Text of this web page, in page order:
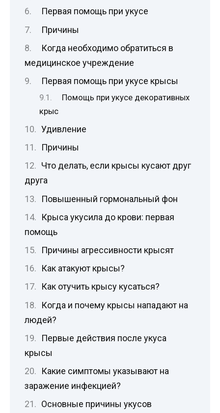
Первая помощь при укусе
Причины
Когда необходимо обратиться в
медицинское учреждение
Первая помощь при укусе крысы
Помощь при укусе декоративных
крыс
Удивление
Причины
Что делать, если крысы кусают друг
друга
Повышенный гормональный фон
Крыса укусила до крови: первая
помощь
Причины агрессивности крысят
Как атакуют крысы?
Как отучить крысу кусаться?
Когда и почему крысы нападают на
людей?
Первые действия после укуса
крысы
Какие симптомы указывают на
заражение инфекцией?
Основные причины укусов